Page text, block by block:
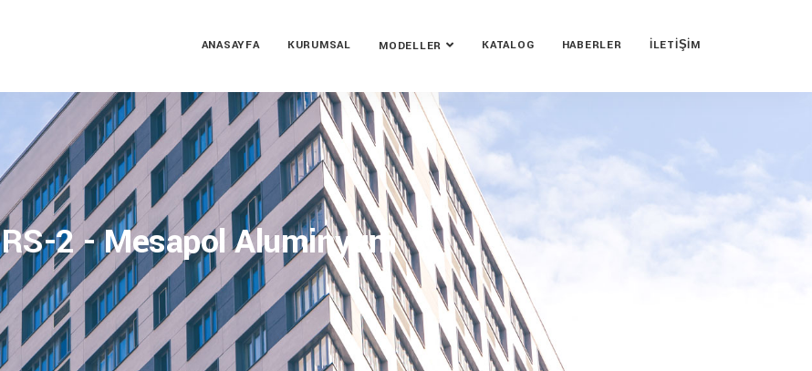
ANASAYFA KURUMSAL MODELLER KATALOG HABERLER İLETIŞIM
RS-2 - Mesapol Aluminyum